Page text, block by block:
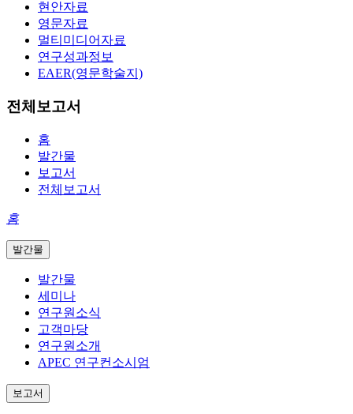
현안자료
영문자료
멀티미디어자료
연구성과정보
EAER(영문학술지)
전체보고서
홈
발간물
보고서
전체보고서
홈
발간물
발간물
세미나
연구원소식
고객마당
연구원소개
APEC 연구컨소시엄
보고서